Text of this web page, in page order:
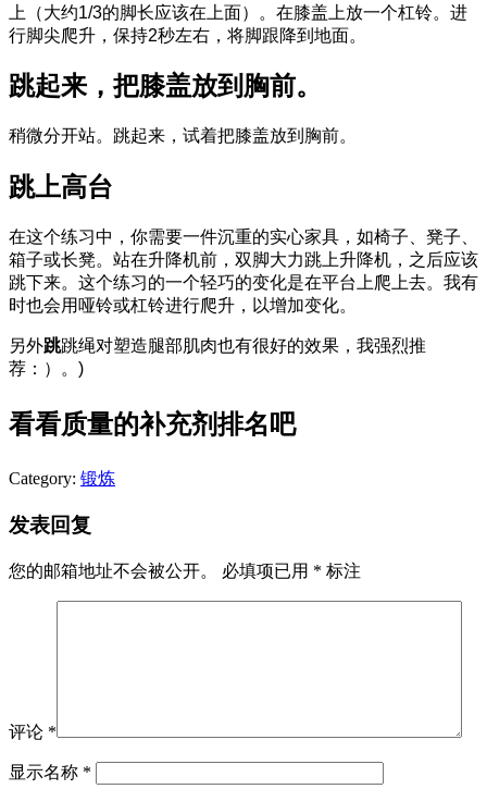
上（大约1/3的脚长应该在上面）。在膝盖上放一个杠铃。进
行脚尖爬升，保持2秒左右，将脚跟降到地面。
跳起来，把膝盖放到胸前。
稍微分开站。跳起来，试着把膝盖放到胸前。
跳上高台
在这个练习中，你需要一件沉重的实心家具，如椅子、凳子、
箱子或长凳。站在升降机前，双脚大力跳上升降机，之后应该
跳下来。这个练习的一个轻巧的变化是在平台上爬上去。我有
时也会用哑铃或杠铃进行爬升，以增加变化。
另外跳跳绳对塑造腿部肌肉也有很好的效果，我强烈推
荐：）。)
看看质量的补充剂排名吧
Category: 锻炼
发表回复
您的邮箱地址不会被公开。 必填项已用 * 标注
评论 *
显示名称 *